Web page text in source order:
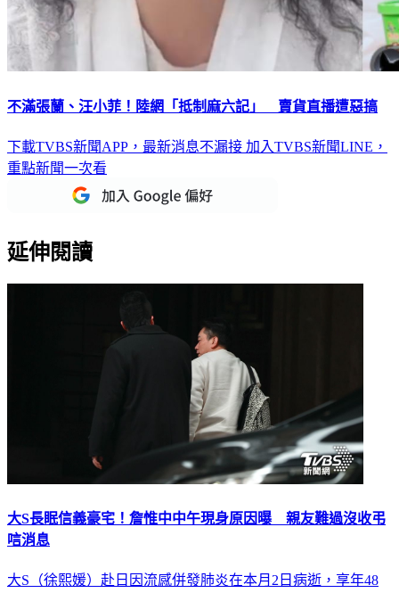
不滿張蘭、汪小菲！陸網「抵制麻六記」 賣貨直播遭惡搞
下載TVBS新聞APP，最新消息不漏接 加入TVBS新聞LINE，
重點新聞一次看
延伸閱讀
大S長眠信義豪宅！詹惟中中午現身原因曝 親友難過沒收弔
唁消息
大S（徐熙媛）赴日因流感併發肺炎在本月2日病逝，享年48